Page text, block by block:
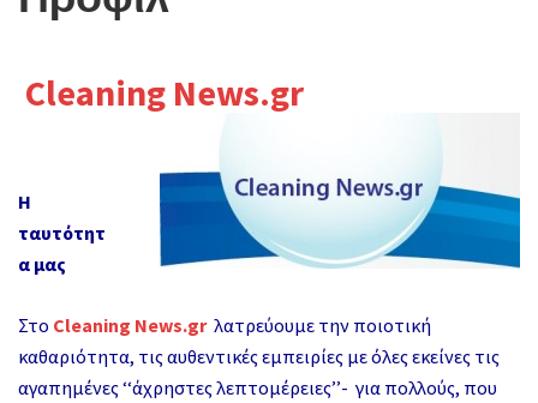
a
v
i
Cleaning News.gr
Η
ταυτότητ
α μας
Στο Cleaning News.gr λατρεύουμε την ποιοτική
καθαριότητα, τις αυθεντικές εμπειρίες με όλες εκείνες τις
αγαπημένες ‘‘άχρηστες λεπτομέρειες’’- για πολλούς, που